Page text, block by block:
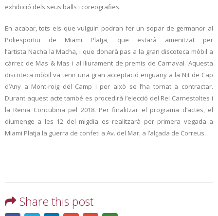
exhibició dels seus balls i coreografies.
En acabar, tots els que vulguin podran fer un sopar de germanor al
Poliesportiu de Miami Platja, que estarà amenitzat per
l’artista Nacha la Macha, i que donarà pas a la gran discoteca mòbil a
càrrec de Mas & Mas i al lliurament de premis de Carnaval. Aquesta
discoteca mòbil va tenir una gran acceptació enguany a la Nit de Cap
d’Any a Mont-roig del Camp i per això se l’ha tornat a contractar.
Durant aquest acte també es procedirà l’elecció del Rei Carnestoltes i
la Reina Concubina pel 2018. Per finalitzar el programa d’actes, el
diumenge a les 12 del migdia es realitzarà per primera vegada a
Miami Platja la guerra de confeti a Av. del Mar, a l’alçada de Correus.
Share this post